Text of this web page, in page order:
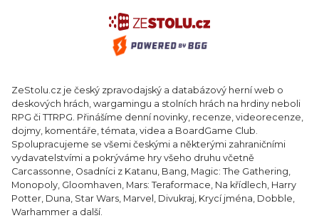
ZeStolu.cz je český zpravodajský a databázový herní web o
deskových hrách, wargamingu a stolních hrách na hrdiny neboli
RPG či TTRPG. Přinášíme denní novinky, recenze, videorecenze,
dojmy, komentáře, témata, videa a BoardGame Club.
Spolupracujeme se všemi českými a některými zahraničními
vydavatelstvími a pokrýváme hry všeho druhu včetně
Carcassonne, Osadníci z Katanu, Bang, Magic: The Gathering,
Monopoly, Gloomhaven, Mars: Teraformace, Na křídlech, Harry
Potter, Duna, Star Wars, Marvel, Divukraj, Krycí jména, Dobble,
Warhammer a další.